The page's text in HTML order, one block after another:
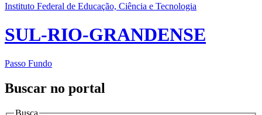
Instituto Federal de Educação, Ciência e Tecnologia
SUL-RIO-GRANDENSE
Passo Fundo
Buscar no portal
Busca